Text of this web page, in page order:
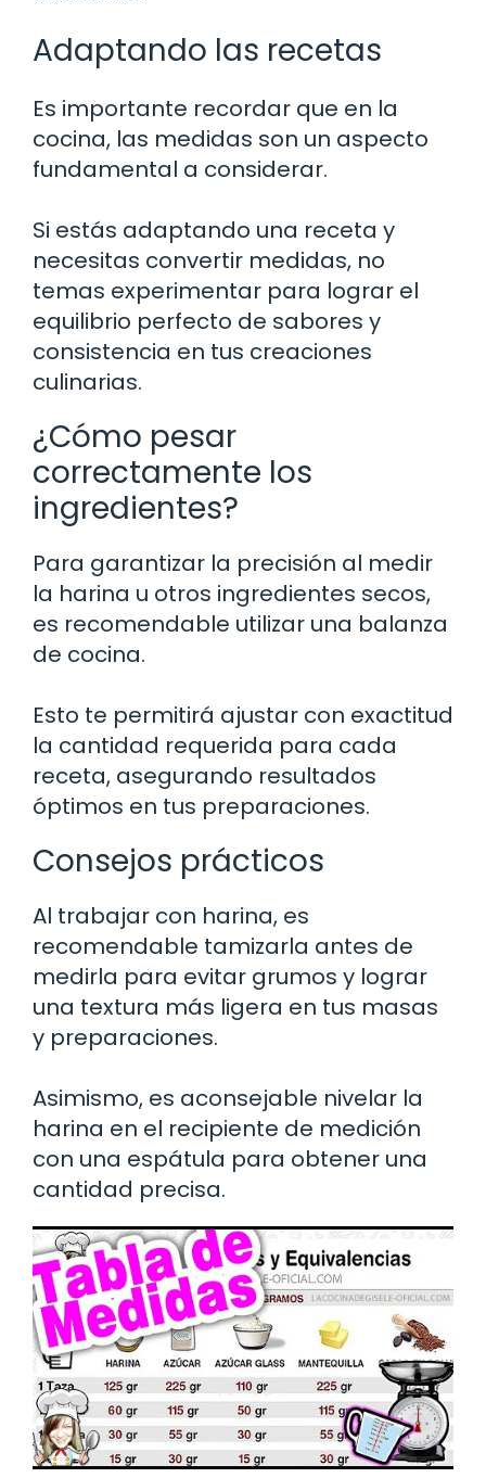
Adaptando las recetas
Es importante recordar que en la
cocina, las medidas son un aspecto
fundamental a considerar.
Si estás adaptando una receta y
necesitas convertir medidas, no
temas experimentar para lograr el
equilibrio perfecto de sabores y
consistencia en tus creaciones
culinarias.
¿Cómo pesar
correctamente los
ingredientes?
Para garantizar la precisión al medir
la harina u otros ingredientes secos,
es recomendable utilizar una balanza
de cocina.
Esto te permitirá ajustar con exactitud
la cantidad requerida para cada
receta, asegurando resultados
óptimos en tus preparaciones.
Consejos prácticos
Al trabajar con harina, es
recomendable tamizarla antes de
medirla para evitar grumos y lograr
una textura más ligera en tus masas
y preparaciones.
Asimismo, es aconsejable nivelar la
harina en el recipiente de medición
con una espátula para obtener una
cantidad precisa.